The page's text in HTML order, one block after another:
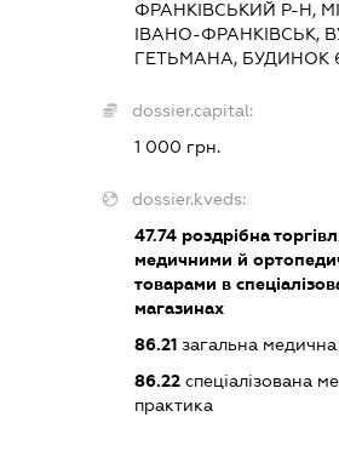
ФРАНКІВСЬКИЙ Р-Н,
ІВАНО-ФРАНКІВСЬК,
ГЕТЬМАНА, БУДИНОК
dossier.capital:
1 000 грн.
dossier.kveds:
47.74 роздрібна
медичними й
товарами в
магазинах
86.21 загальна
86.22 спеціалізована
практика